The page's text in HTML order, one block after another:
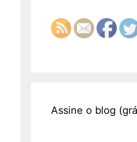
Assine o blog